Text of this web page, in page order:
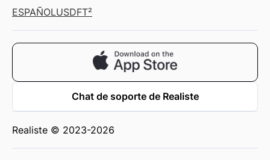
ESPAÑOLUSDFT²
Chat de soporte de Realiste
Realiste © 2023-2026